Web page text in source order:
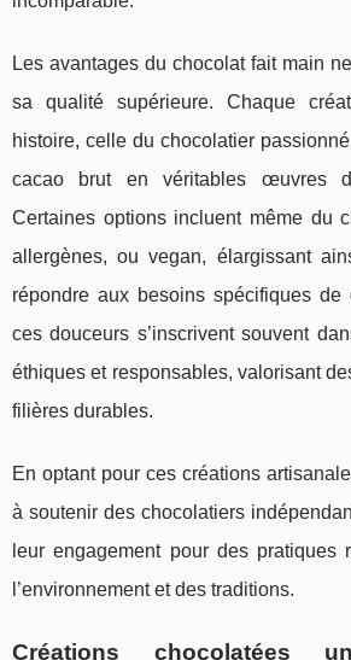
Les avantages du chocolat fait main
sa qualité supérieure. Chaque
histoire, celle du chocolatier
cacao brut en véritables œuvres
Certaines options incluent même du
allergènes, ou vegan, élargissant
répondre aux besoins spécifiques de
ces douceurs s’inscrivent souvent
éthiques et responsables, valorisant
filières durables.
En optant pour ces créations
à soutenir des chocolatiers
leur engagement pour des pratiques
l’environnement et des traditions.
Créations chocolatées